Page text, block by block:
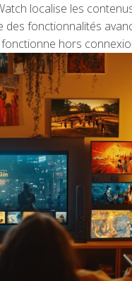
localise les
fonctionnalités
hors